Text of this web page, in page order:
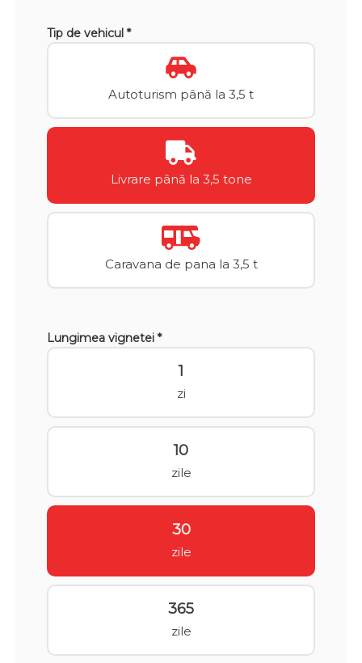
Tip de vehicul *
Autoturism până la 3,5 t
Livrare până la 3,5 tone
Caravana de pana la 3,5 t
Lungimea vignetei *
1
zi
10
zile
30
zile
365
zile